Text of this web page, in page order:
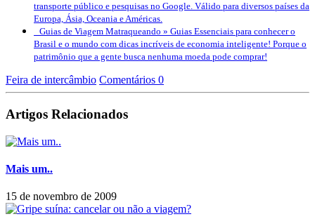
transporte público e pesquisas no Google. Válido para diversos países da
Europa, Ásia, Oceania e Américas.
Guias de Viagem Matraqueando » Guias Essenciais para conhecer o
Brasil e o mundo com dicas incríveis de economia inteligente! Porque o
patrimônio que a gente busca nenhuma moeda pode comprar!
Feira de intercâmbio Comentários 0
Artigos Relacionados
Mais um..
15 de novembro de 2009